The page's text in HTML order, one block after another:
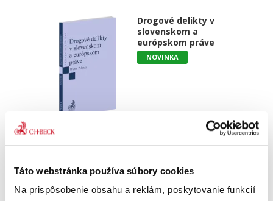
Táto webstránka používa súbory cookies
Na prispôsobenie obsahu a reklám, poskytovanie funkcií
Drogové delikty v
slovenskom a
európskom práve
NOVINKA
Michal Želonka
Monografia pútavo spracováva drogové delikty
v právnom poriadku Slovenskej republiky a